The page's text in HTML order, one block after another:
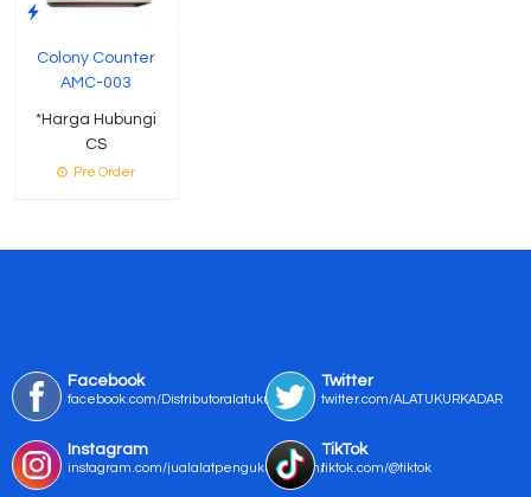
Colony Counter
AMC-003
*Harga Hubungi
CS
Pre Order
Facebook
facebook.com/Distributoralatukur
Twitter
twitter.com/ALATUKURKADAR
Instagram
instagram.com/jualalatpengukurmurah/
TikTok
tiktok.com/@tiktok